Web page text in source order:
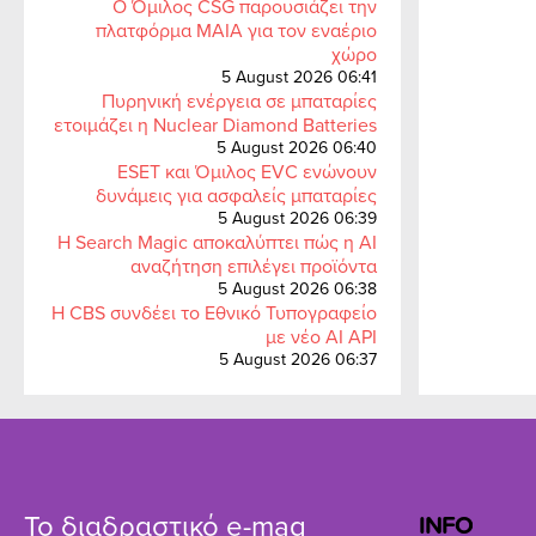
Ο Όμιλος CSG παρουσιάζει την
πλατφόρμα MAIA για τον εναέριο
χώρο
5 August 2026 06:41
Πυρηνική ενέργεια σε μπαταρίες
ετοιμάζει η Nuclear Diamond Batteries
5 August 2026 06:40
ESET και Όμιλος EVC ενώνουν
δυνάμεις για ασφαλείς μπαταρίες
5 August 2026 06:39
Η Search Magic αποκαλύπτει πώς η AI
αναζήτηση επιλέγει προϊόντα
5 August 2026 06:38
Η CBS συνδέει το Εθνικό Τυπογραφείο
με νέο AI API
5 August 2026 06:37
Το διαδραστικό e-mag INFO